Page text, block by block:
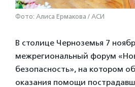
Фото: Алиса Ермакова / АСИ
В столице Черноземья 7
межрегиональный форум
безопасность», на котором
оказания помощи